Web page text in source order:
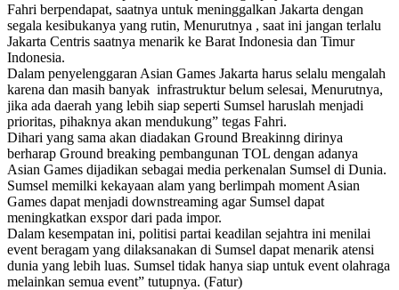
Fahri berpendapat, saatnya untuk meninggalkan Jakarta dengan
segala kesibukanya yang rutin, Menurutnya , saat ini jangan terlalu
Jakarta Centris saatnya menarik ke Barat Indonesia dan Timur
Indonesia.
Dalam penyelenggaran Asian Games Jakarta harus selalu mengalah
karena dan masih banyak infrastruktur belum selesai, Menurutnya,
jika ada daerah yang lebih siap seperti Sumsel haruslah menjadi
prioritas, pihaknya akan mendukung” tegas Fahri.
Dihari yang sama akan diadakan Ground Breakinng dirinya
berharap Ground breaking pembangunan TOL dengan adanya
Asian Games dijadikan sebagai media perkenalan Sumsel di Dunia.
Sumsel memilki kekayaan alam yang berlimpah moment Asian
Games dapat menjadi downstreaming agar Sumsel dapat
meningkatkan exspor dari pada impor.
Dalam kesempatan ini, politisi partai keadilan sejahtra ini menilai
event beragam yang dilaksanakan di Sumsel dapat menarik atensi
dunia yang lebih luas. Sumsel tidak hanya siap untuk event olahraga
melainkan semua event” tutupnya. (Fatur)